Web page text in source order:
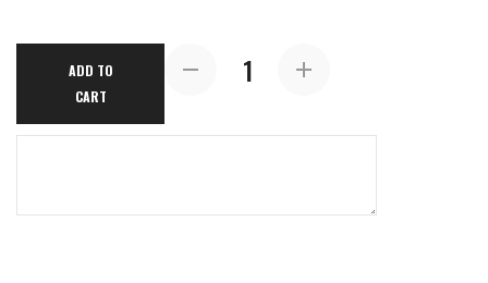
Assiette
ADD TO
CART